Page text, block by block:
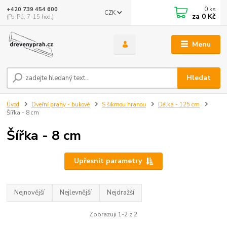
Menu
CZK
Hledat
+420 739 454 600
(Po-Pá, 7-15 hod.)
0 ks
za 0 Kč
Úvod Dveřní prahy - bukové S šikmou hranou
Délka - 125 cm
Šířka - 8 cm
Šířka - 8 cm
Upřesnit parametry
Nejnovější Nejlevnější Nejdražší
Zobrazuji 1-2 z 2